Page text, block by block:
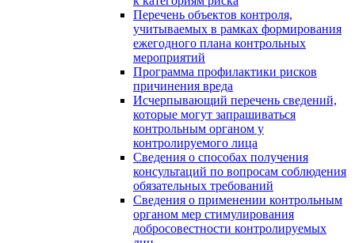
Перечень объектов контроля,
учитываемых в рамках формирования
ежегодного плана контрольных
мероприятий
Программа профилактики рисков
причинения вреда
Исчерпывающий перечень сведений,
которые могут запрашиваться
контрольным органом у
контролируемого лица
Сведения о способах получения
консультаций по вопросам соблюдения
обязательных требований
Сведения о применении контрольным
органом мер стимулирования
добросовестности контролируемых